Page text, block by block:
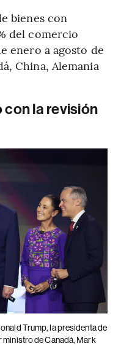
bienes con
del comercio
enero a agosto de
China, Alemania
con la revisión
Trump, la presidenta de
ministro de Canadá, Mark